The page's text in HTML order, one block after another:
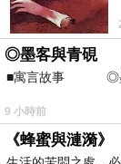
/
第三是我這
現在想一想
3~4瓶，其
但是酒味似
◎墨客與青硯
■寓言故事
9 小時前
《蜂蜜與漣漪》